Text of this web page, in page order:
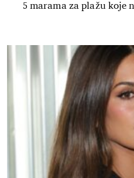
5 marama za plažu koje